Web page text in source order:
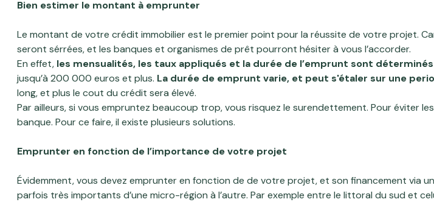
Biens
vendus
Bien estimer le montant à emprunter
Le montant de votre crédit immobilier est le premier point pour la réussite de votre projet.
seront sérrées, et les banques et organismes de prêt pourront hésiter à vous l’accorder.
En effet, les mensualités, les taux appliqués et la durée de l’emprunt sont
jusqu’à 200 000 euros et plus. La durée de emprunt varie, et peut s'étaler sur une
long, et plus le cout du crédit sera élevé.
Par ailleurs, si vous empruntez beaucoup trop, vous risquez le surendettement. Pour éviter
banque. Pour ce faire, il existe plusieurs solutions.
Emprunter en fonction de l’importance de votre projet
Évidemment, vous devez emprunter en fonction de de votre projet, et son financement via
parfois très importants d’une micro-région à l’autre. Par exemple entre le littoral du sud et